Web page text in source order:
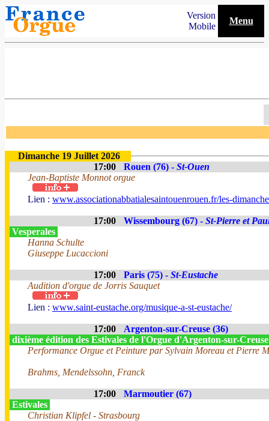
Version
Mobile
Menu
Dimanche 19 Juillet 2026
17:00
Rouen (76) - St-Ouen
Jean-Baptiste Monnot orgue
Lien : www.associationabbatialesaintouenrouen.fr/les-
17:00 Wissembourg (67) - St-Pierre et
Vesperales
Hanna Schulte
Giuseppe Lucaccioni
17:00 Paris (75) - St-Eustache
Audition d'orgue de Jorris Sauquet
Lien : www.saint-eustache.org/musique-a-st-eustache/
17:00
Argenton-sur-Creuse (36)
dixième édition des Estivales de l'Orgue d'Argenton-sur-
Performance Orgue et Peinture par Sylvain Moreau et Pierre
Brahms, Mendelssohn, Franck
17:00
Marmoutier (67)
Estivales
Christian Klipfel - Strasbourg